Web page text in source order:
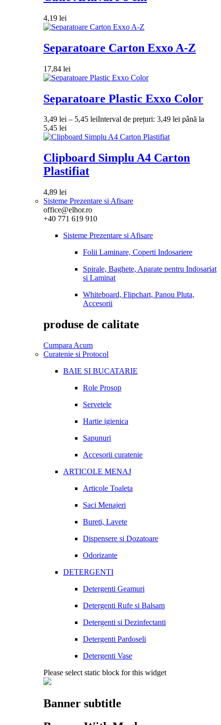
4,19 lei
Separatoare Carton Exxo A-Z
17,84 lei
Separatoare Plastic Exxo Color
3,49 lei – 5,45 leiInterval de prețuri: 3,49 lei până la
5,45 lei
Clipboard Simplu A4 Carton
Plastifiat
4,89 lei
Sisteme Prezentare si Afisare
office@elhor.ro
+40 771 619 910
Sisteme Prezentare si Afisare
Folii Laminare, Coperti Indosariere
Spirale, Baghete, Aparate pentru Indosariat
si Laminat
Whiteboard, Flipchart, Panou Pluta,
Accesorii
produse de calitate
Cumpara Acum
Curatenie si Protocol
BAIE SI BUCATARIE
Role Prosop
Servetele
Hartie igienica
Sapunuri
Accesorii curatenie
ARTICOLE MENAJ
Articole Toaleta
Saci Menajeri
Bureti, Lavete
Dispensere si Dozatoare
Odorizante
DETERGENTI
Detergenti Geamuri
Detergenti Rufe si Balsam
Detergenti si Dezinfectanti
Detergenti Pardoseli
Detergenti Vase
Please select static block for this widget
Banner subtitle